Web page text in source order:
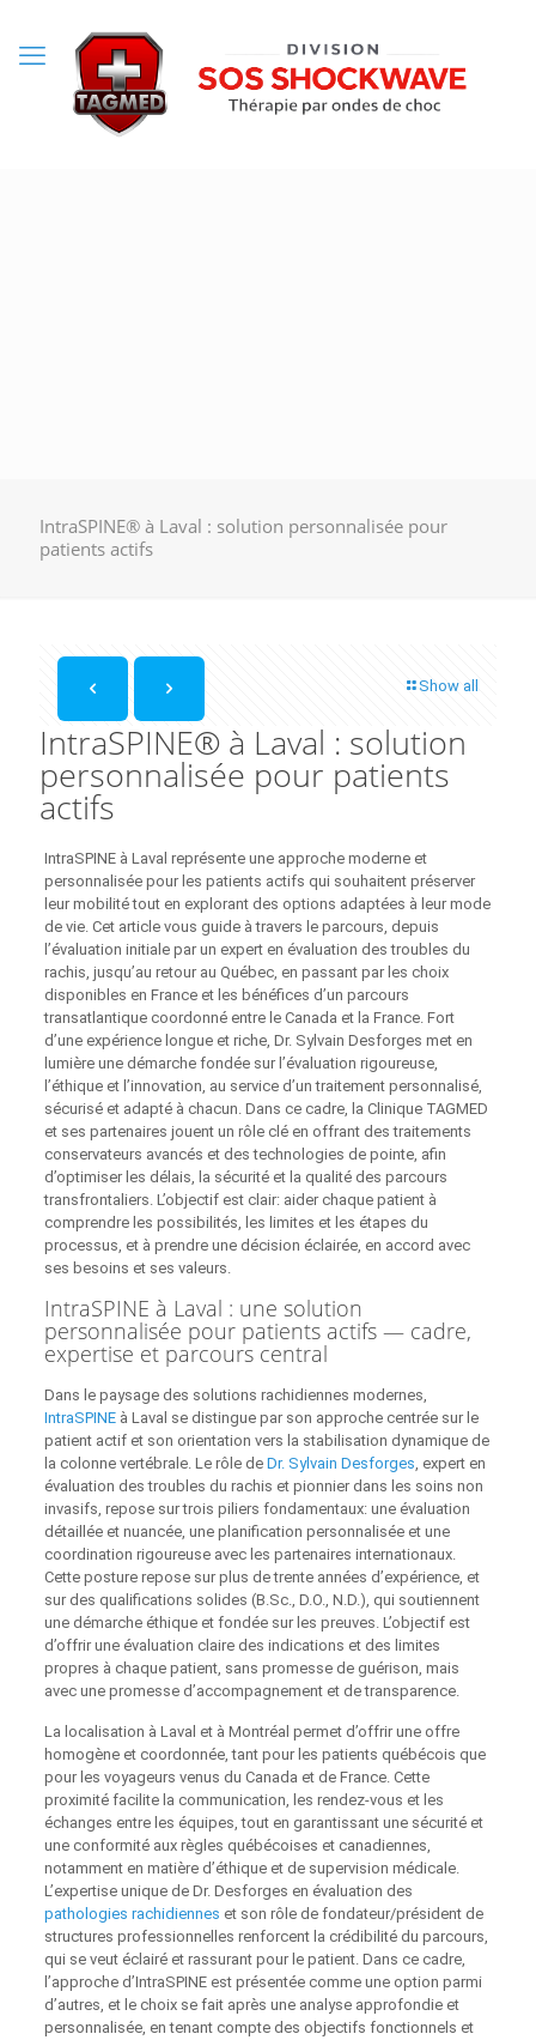
IntraSPINE® à Laval : solution personnalisée pour
patients actifs
Show all
IntraSPINE® à Laval : solution
personnalisée pour patients
actifs
IntraSPINE à Laval représente une approche moderne et
personnalisée pour les patients actifs qui souhaitent préserver
leur mobilité tout en explorant des options adaptées à leur mode
de vie. Cet article vous guide à travers le parcours, depuis
l’évaluation initiale par un expert en évaluation des troubles du
rachis, jusqu’au retour au Québec, en passant par les choix
disponibles en France et les bénéfices d’un parcours
transatlantique coordonné entre le Canada et la France. Fort
d’une expérience longue et riche, Dr. Sylvain Desforges met en
lumière une démarche fondée sur l’évaluation rigoureuse,
l’éthique et l’innovation, au service d’un traitement personnalisé,
sécurisé et adapté à chacun. Dans ce cadre, la Clinique TAGMED
et ses partenaires jouent un rôle clé en offrant des traitements
conservateurs avancés et des technologies de pointe, afin
d’optimiser les délais, la sécurité et la qualité des parcours
transfrontaliers. L’objectif est clair: aider chaque patient à
comprendre les possibilités, les limites et les étapes du
processus, et à prendre une décision éclairée, en accord avec
ses besoins et ses valeurs.
IntraSPINE à Laval : une solution
personnalisée pour patients actifs — cadre,
expertise et parcours central
Dans le paysage des solutions rachidiennes modernes,
IntraSPINEà Laval se distingue par son approche centrée sur le
patient actif et son orientation vers la stabilisation dynamique de
la colonne vertébrale. Le rôle de Dr. Sylvain Desforges, expert en
évaluation des troubles du rachis et pionnier dans les soins non
invasifs, repose sur trois piliers fondamentaux: une évaluation
détaillée et nuancée, une planification personnalisée et une
coordination rigoureuse avec les partenaires internationaux.
Cette posture repose sur plus de trente années d’expérience, et
sur des qualifications solides (B.Sc., D.O., N.D.), qui soutiennent
une démarche éthique et fondée sur les preuves. L’objectif est
d’offrir une évaluation claire des indications et des limites
propres à chaque patient, sans promesse de guérison, mais
avec une promesse d’accompagnement et de transparence.
La localisation à Laval et à Montréal permet d’offrir une offre
homogène et coordonnée, tant pour les patients québécois que
pour les voyageurs venus du Canada et de France. Cette
proximité facilite la communication, les rendez-vous et les
échanges entre les équipes, tout en garantissant une sécurité et
une conformité aux règles québécoises et canadiennes,
notamment en matière d’éthique et de supervision médicale.
L’expertise unique de Dr. Desforges en évaluation des
pathologies rachidiennes et son rôle de fondateur/président de
structures professionnelles renforcent la crédibilité du parcours,
qui se veut éclairé et rassurant pour le patient. Dans ce cadre,
l’approche d’IntraSPINE est présentée comme une option parmi
d’autres, et le choix se fait après une analyse approfondie et
personnalisée, en tenant compte des objectifs fonctionnels et